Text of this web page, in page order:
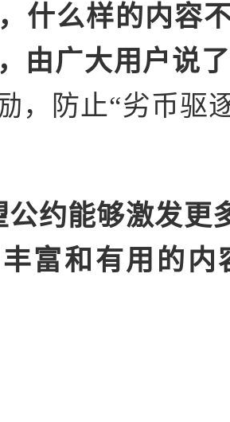
什么样的内容
由广大用户说
，防止“劣币驱
公约能够激发更
富和有用的